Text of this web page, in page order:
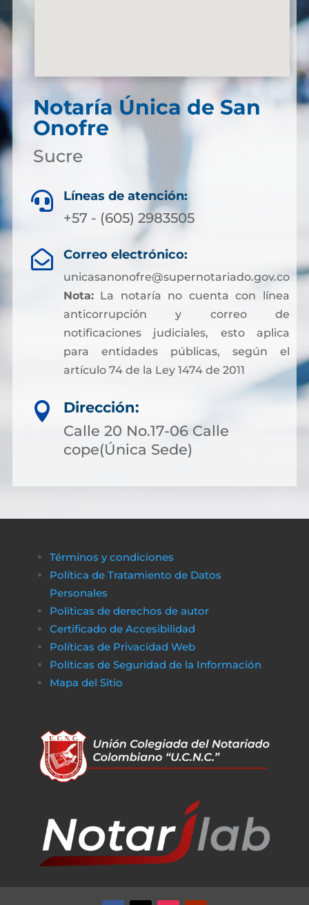
Notaría Única de San
Onofre
Sucre
 Líneas de atención:
+57 - (605) 2983505
 Correo electrónico:
unicasanonofre@supernotariado.gov.co
Nota:La notaría no cuenta con línea
anticorrupción y correo de
notificaciones judiciales, esto aplica
para entidades públicas, según el
artículo 74 de la Ley 1474 de 2011

Dirección:
Calle 20 No.17-06 Calle
cope(Única Sede)
Términos y condiciones
Política de Tratamiento de Datos
Personales
Políticas de derechos de autor
Certificado de Accesibilidad
Políticas de Privacidad Web
Políticas de Seguridad de la Información
Mapa del Sitio